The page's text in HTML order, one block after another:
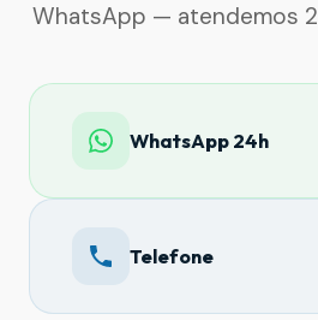
WhatsApp — atendemos
WhatsApp 24h
Telefone